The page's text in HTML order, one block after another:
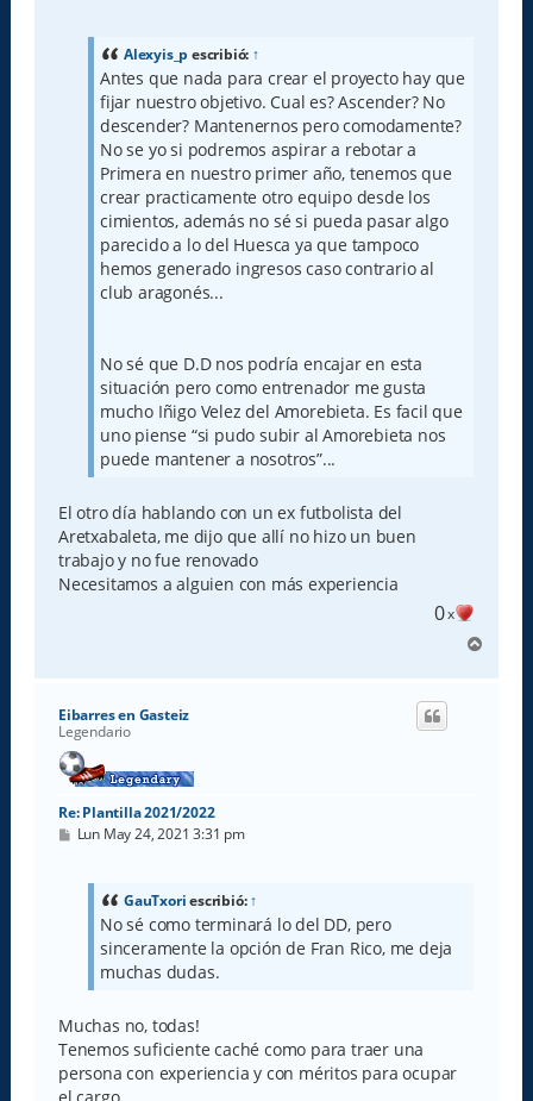
Alexyis_p escribió: ↑
Antes que nada para crear el proyecto hay que
fijar nuestro objetivo. Cual es? Ascender? No
descender? Mantenernos pero comodamente?
No se yo si podremos aspirar a rebotar a
Primera en nuestro primer año, tenemos que
crear practicamente otro equipo desde los
cimientos, además no sé si pueda pasar algo
parecido a lo del Huesca ya que tampoco
hemos generado ingresos caso contrario al
club aragonés...
No sé que D.D nos podría encajar en esta
situación pero como entrenador me gusta
mucho Iñigo Velez del Amorebieta. Es facil que
uno piense “si pudo subir al Amorebieta nos
puede mantener a nosotros”...
El otro día hablando con un ex futbolista del
Aretxabaleta, me dijo que allí no hizo un buen
trabajo y no fue renovado
Necesitamos a alguien con más experiencia
0x
r
Eibarres en Gasteiz
Legendario
Re: Plantilla 2021/2022
M
Lun May 24, 2021 3:31 pm
GauTxoriescribió:↑
No sé como terminará lo del DD, pero
sinceramente la opción de Fran Rico, me deja
muchas dudas.
Muchas no, todas!
Tenemos suficiente caché como para traer una
persona con experiencia y con méritos para ocupar